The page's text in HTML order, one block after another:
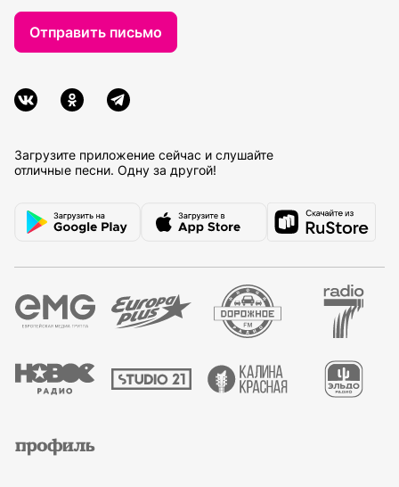
Загрузите приложение сейчас и слушайте
отличные песни. Одну за другой!
Отправить письмо